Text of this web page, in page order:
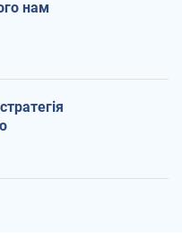
нам